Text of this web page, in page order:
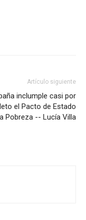
Artículo siguiente
inclumple casi por
el Pacto de Estado
Pobreza -- Lucía Villa